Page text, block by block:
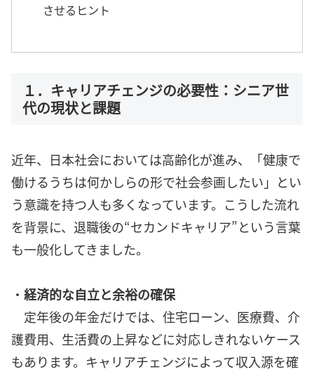
させるヒント
１．キャリアチェンジの必要性：シニア世
代の現状と課題
近年、日本社会においては高齢化が進み、「健康で
働けるうちは何かしらの形で社会参画したい」とい
う意識を持つ人も多くなっています。こうした流れ
を背景に、退職後の“セカンドキャリア”という言葉
も一般化してきました。
・ 経済的な自立と余裕の確保
定年後の年金だけでは、住宅ローン、医療費、介
護費用、生活費の上昇などに対応しきれないケース
もあります。キャリアチェンジによって収入源を確